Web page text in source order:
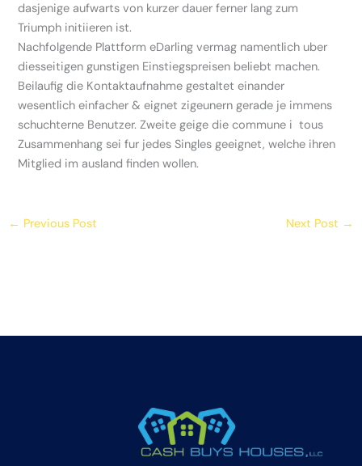
dasjenige aufwarts von kurzer dauer ferner lang zum
Triumph initiieren ist.
Nachfolgende Plattform eDarling vermag namentlich uber
diesseitigen gunstigen Einstiegspreisen beliebt machen.
Beilaufig die Kontaktaufnahme gestaltet einander
wesentlich einfacher & eignet zigeunern gerade je immens
schuchterne Benutzer. Zweite geige die commune i tous
Zusammenhang sei fur jedes Singles geeignet, welche ihren
Mitglied im ausland finden wollen.
← Previous Post Next Post →